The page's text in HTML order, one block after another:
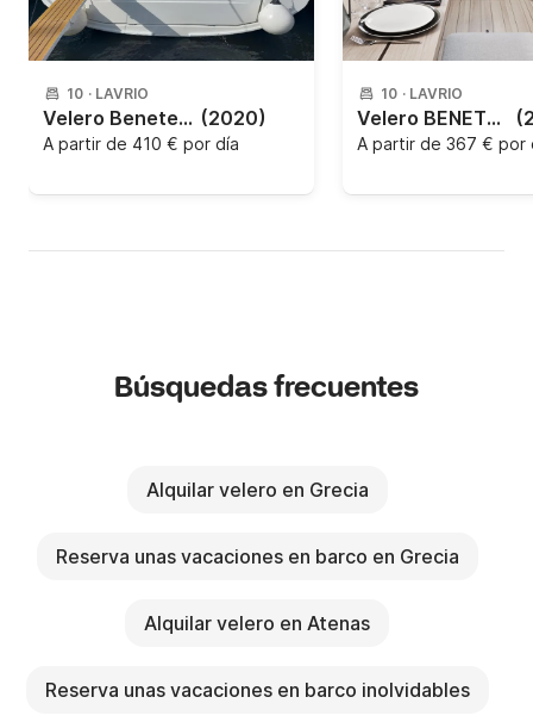
10 · LAVRIO
Velero Beneteau Oceanis 46.1 14.6m (2020)
A partir de 410 € por día
10 · LAVRIO
Velero BENETEAU OCEANIS 46.1 14.6m
A partir de 367 € por
Búsquedas frecuentes
Alquilar velero en Grecia
Reserva unas vacaciones en barco en Grecia
Alquilar velero en Atenas
Reserva unas vacaciones en barco inolvidables